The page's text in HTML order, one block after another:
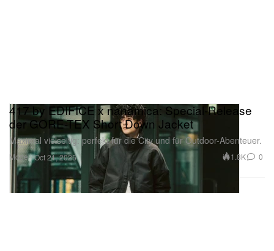
Mode
417 by EDIFICE x nanamica: Special-Release
der GORE-TEX Short Down Jacket
Maximal vielseitig: perfekt für die City und für Outdoor-Abenteuer.
Oct 21, 2025 1.8K 0